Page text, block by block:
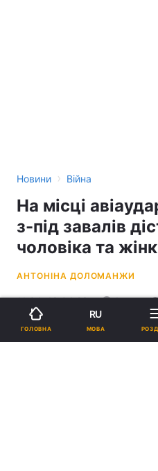
Новини › Війна
На місці
з-під завалів
чоловіка та
АНТОНІНА ДОЛОМАНЖИ
11:04, 19.04.23 1 хв.
ГОЛОВНА
RU
МОВА